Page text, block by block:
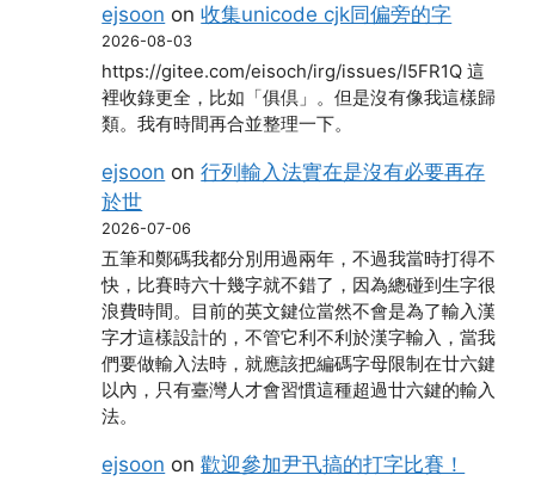
ejsoon on收集unicode cjk同偏旁的字
2026-08-03
https://gitee.com/eisoch/irg/issues/I5FR1Q 這
裡收錄更全，比如「俱倶」。但是沒有像我這樣歸
類。我有時間再合並整理一下。
ejsoon on行列輸入法實在是沒有必要再存
於世
2026-07-06
五筆和鄭碼我都分別用過兩年，不過我當時打得不
快，比賽時六十幾字就不錯了，因為總碰到生字很
浪費時間。目前的英文鍵位當然不會是為了輸入漢
字才這樣設計的，不管它利不利於漢字輸入，當我
們要做輸入法時，就應該把編碼字母限制在廿六鍵
以內，只有臺灣人才會習慣這種超過廿六鍵的輸入
法。
ejsoon on歡迎參加尹卂搞的打字比賽！